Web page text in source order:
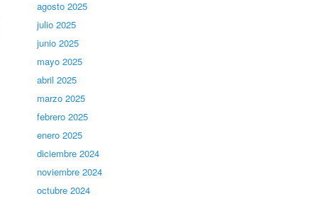
agosto 2025
julio 2025
junio 2025
mayo 2025
abril 2025
marzo 2025
febrero 2025
enero 2025
diciembre 2024
noviembre 2024
octubre 2024